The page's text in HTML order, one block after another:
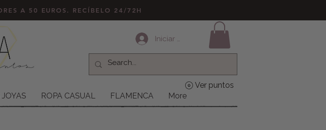
A 50 EUROS. RECÍBELO 24/72H
Iniciar sesión
JOYAS ROPA CASUAL FLAMENCA More
Ver puntos